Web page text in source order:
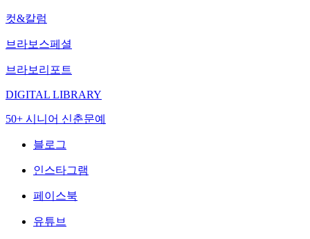
컷&칼럼
브라보스페셜
브라보리포트
DIGITAL LIBRARY
50+ 시니어 신춘문예
블로그
인스타그램
페이스북
유튜브